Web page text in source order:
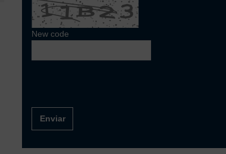
New code
Enviar